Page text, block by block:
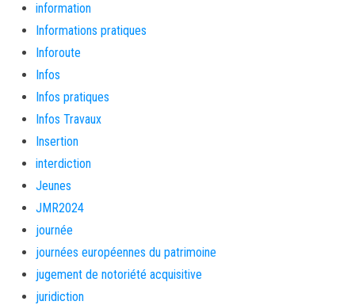
information
Informations pratiques
Inforoute
Infos
Infos pratiques
Infos Travaux
Insertion
interdiction
Jeunes
JMR2024
journée
journées européennes du patrimoine
jugement de notoriété acquisitive
juridiction